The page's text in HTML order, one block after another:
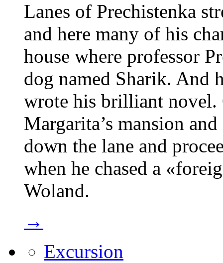
Lanes of Prechistenka
and here many of his
house where professor
dog named Sharik. And
wrote his brilliant novel.
Margarita’s mansion
down the lane and
when he chased a
Woland.
→
Excursion